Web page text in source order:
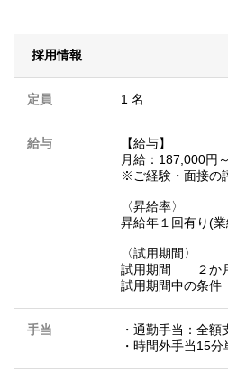
採用情報
定員 1 名
給与
【給与】
月給：187,000円～
※ご経験・面接の
〈昇給率〉
昇給年１回有り(
〈試用期間〉
試用期間 ２か
試用期間中の条
手当
・通勤手当：全額
・時間外手当15